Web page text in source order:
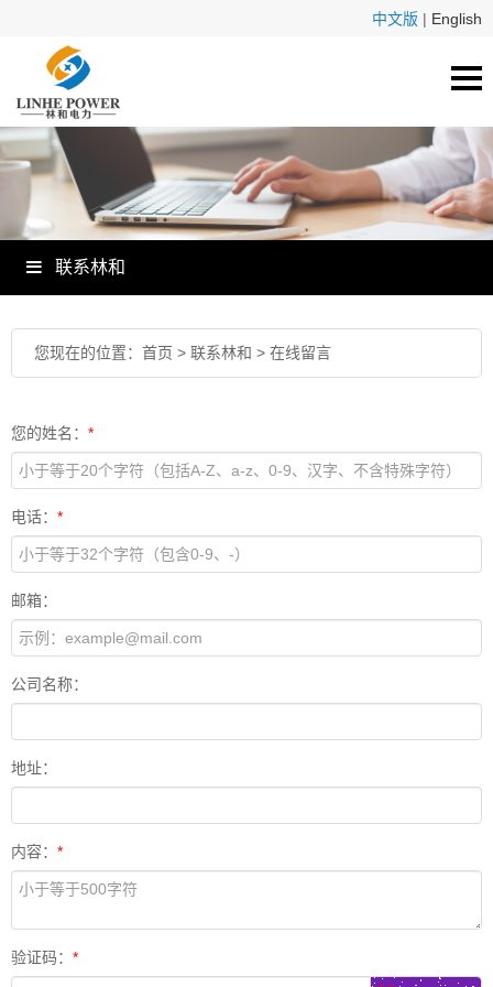
中文版 | English
联系林和
您现在的位置： 首页 > 联系林和 > 在线留言
您的姓名： *
电话： *
邮箱：
公司名称：
地址：
内容： *
验证码： *